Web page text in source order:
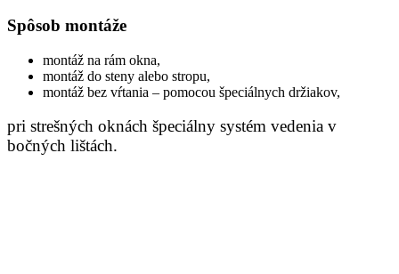
Spôsob montáže
montáž na rám okna,
montáž do steny alebo stropu,
montáž bez vŕtania – pomocou špeciálnych držiakov,
pri strešných oknách špeciálny systém vedenia v
bočných lištách.